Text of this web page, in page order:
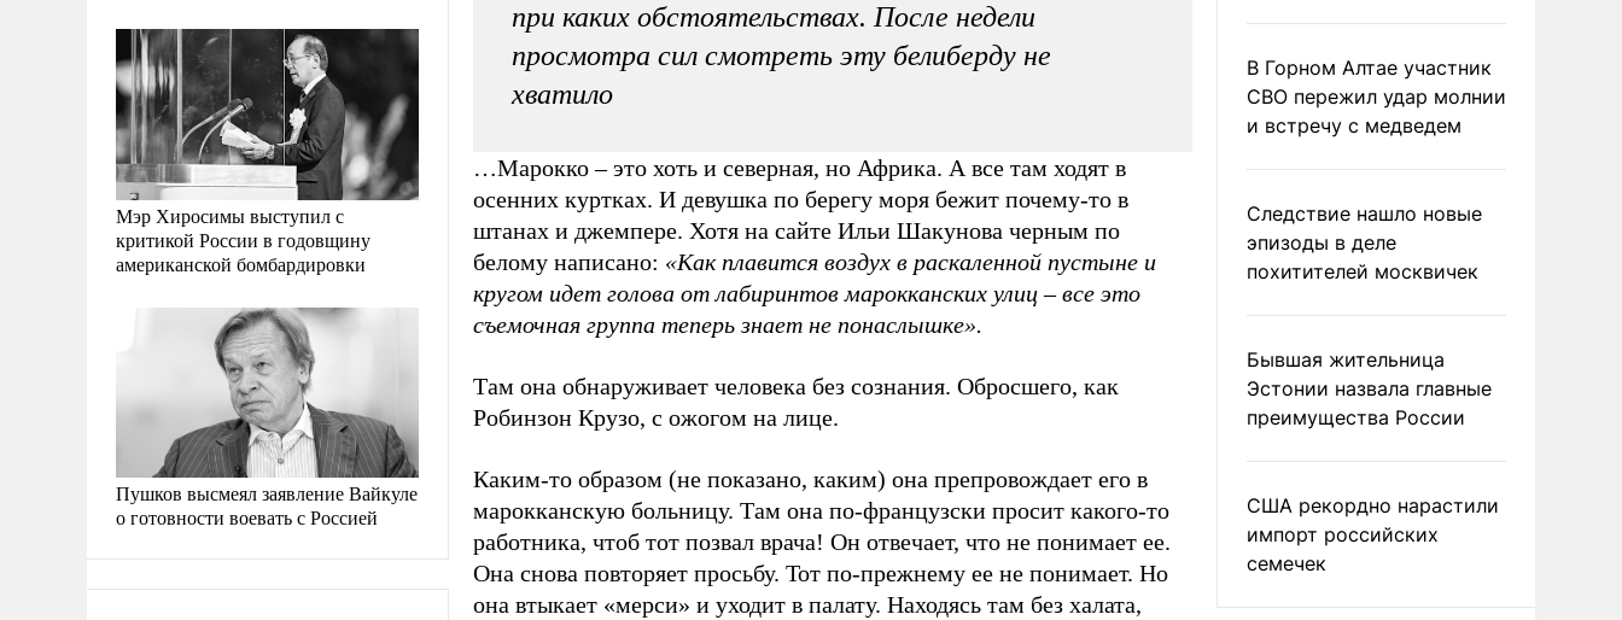
Мэр Хиросимы выступил с
критикой России в годовщину
американской бомбардировки
Пушков высмеял заявление Вайкуле
о готовности воевать с Россией
при каких обстоятельствах. После недели
просмотра сил смотреть эту белиберду не
хватило
…Марокко – это хоть и северная, но Африка. А все там ходят в
осенних куртках. И девушка по берегу моря бежит почему-то в
штанах и джемпере. Хотя на сайте Ильи Шакунова черным по
белому написано: «Как плавится воздух в раскаленной пустыне и
кругом идет голова от лабиринтов марокканских улиц – все это
съемочная группа теперь знает не понаслышке».
Там она обнаруживает человека без сознания. Обросшего, как
Робинзон Крузо, с ожогом на лице.
Каким-то образом (не показано, каким) она препровождает его в
марокканскую больницу. Там она по-французски просит какого-то
работника, чтоб тот позвал врача! Он отвечает, что не понимает ее.
Она снова повторяет просьбу. Тот по-прежнему ее не понимает. Но
она втыкает «мерси» и уходит в палату. Находясь там без халата,
В Горном Алтае участник
СВО пережил удар молнии
и встречу с медведем
Следствие нашло новые
эпизоды в деле
похитителей москвичек
Бывшая жительница
Эстонии назвала главные
преимущества России
США рекордно нарастили
импорт российских
семечек